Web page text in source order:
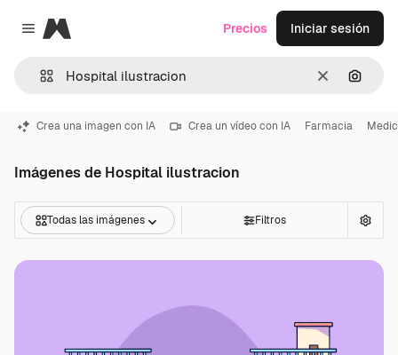
Close menu
Magnific
Borrar
Precios Iniciar sesión
Crea una imagen con IA Crea un vídeo con IA Farmacia
Imágenes de Hospital ilustracion
Todas las imágenes Filtros